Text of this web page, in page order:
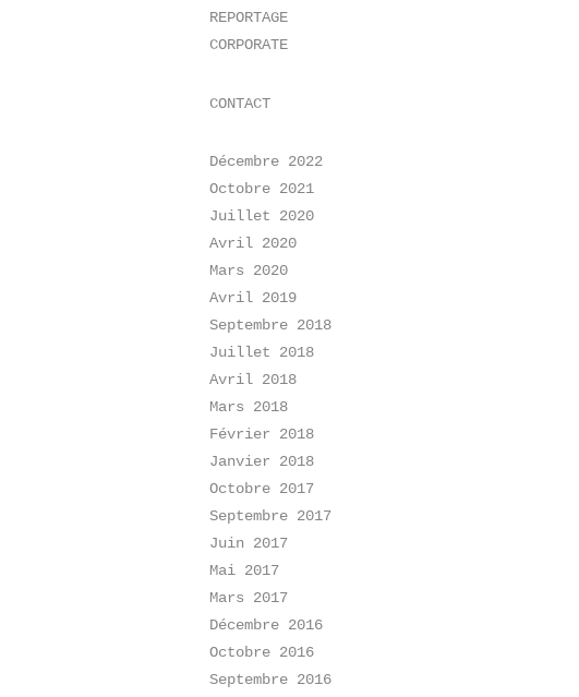
REPORTAGE
CORPORATE
CONTACT
Décembre 2022
Octobre 2021
Juillet 2020
Avril 2020
Mars 2020
Avril 2019
Septembre 2018
Juillet 2018
Avril 2018
Mars 2018
Février 2018
Janvier 2018
Octobre 2017
Septembre 2017
Juin 2017
Mai 2017
Mars 2017
Décembre 2016
Octobre 2016
Septembre 2016